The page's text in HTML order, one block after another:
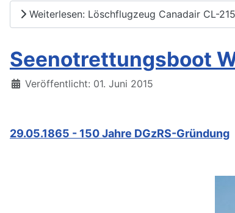
Weiterlesen: Löschflugzeug Canadair CL-
Seenotrettungsboot
Details
Veröffentlicht: 01. Juni 2015
29.05.1865 - 150 Jahre DGzRS-Gründung